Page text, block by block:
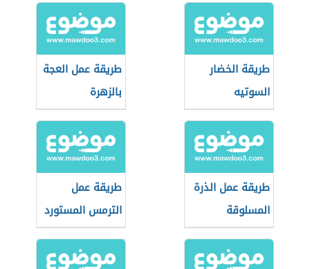
طريقة الخضار
السوتيه
طريقة عمل العجة
بالزهرة
طريقة عمل الذرة
المسلوقة
طريقة عمل
الترمس المستورد